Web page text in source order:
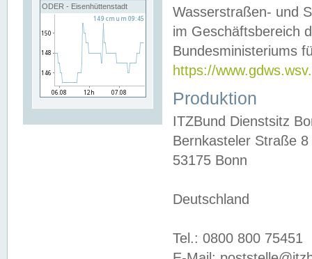
ODER - Eisenhüttenstadt
Wasserstraßen- und
im Geschäftsbereich
Bundesministeriums
https://
Produktion
ITZBund Dienstsitz
Bernkasteler Straße 8
53175 Bonn
Deutschland
Tel.: 0800 800 75451